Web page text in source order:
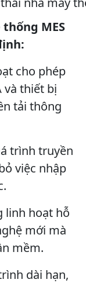
MES
cho phép
và thiết bị
tải thông
trình truyền
việc nhập
linh hoạt hỗ
mới mà
mềm.
dài hạn,